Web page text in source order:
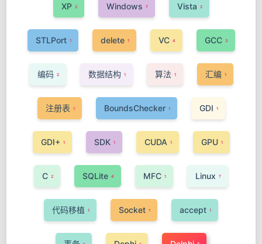
XP 2 Windows 7 Vista 2
STLPort 1 delete 1 VC 4 GCC 3
编码 2 数据结构 1 算法 1 汇编 1
注册表 1 BoundsChecker 1 GDI 1
GDI+ 1 SDK 1 CUDA 1 GPU 1
C 2 SQLite 4 MFC 1 Linux 7
代码移植 1 Socket 1 accept 1